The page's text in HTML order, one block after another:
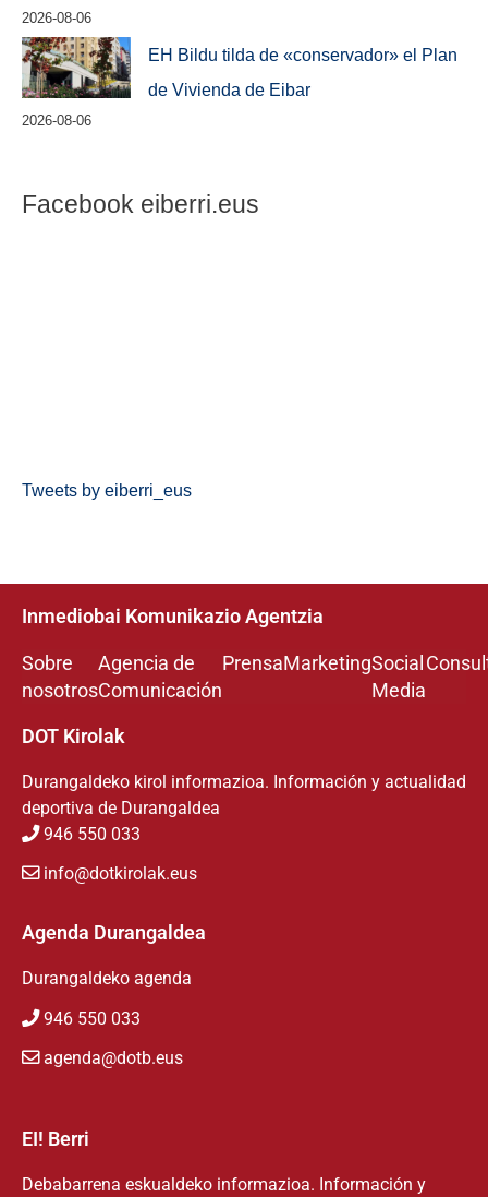
2026-08-06
EH Bildu tilda de «conservador» el Plan
de Vivienda de Eibar
2026-08-06
Facebook eiberri.eus
Tweets by eiberri_eus
Inmediobai Komunikazio Agentzia
Sobre
nosotros
Agencia de
Comunicación
PrensaMarketingSocial
Media
DOT Kirolak
Durangaldeko kirol informazioa. Información y actualidad
deportiva de Durangaldea
946 550 033
info@dotkirolak.eus
Agenda Durangaldea
Durangaldeko agenda
946 550 033
agenda@dotb.eus
EI! Berri
Debabarrena eskualdeko informazioa. Información y